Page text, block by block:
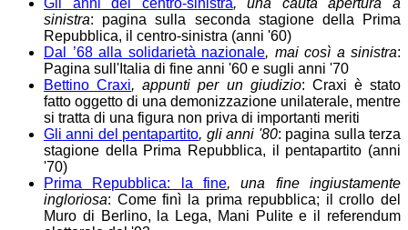
Gli anni del centro-sinistra, una cauta apertura a
sinistra: pagina sulla seconda stagione della Prima
Repubblica, il centro-sinistra (anni '60)
Dal ’68 alla solidarietà nazionale, mai così a sinistra:
Pagina sull'Italia di fine anni '60 e sugli anni '70
Bettino Craxi, appunti per un giudizio: Craxi è stato
fatto oggetto di una demonizzazione unilaterale, mentre
si tratta di una figura non priva di importanti meriti
Gli anni del pentapartito, gli anni '80: pagina sulla terza
stagione della Prima Repubblica, il pentapartito (anni
'70)
Prima Repubblica: la fine, una fine ingiustamente
ingloriosa: Come finì la prima repubblica; il crollo del
Muro di Berlino, la Lega, Mani Pulite e il referendum